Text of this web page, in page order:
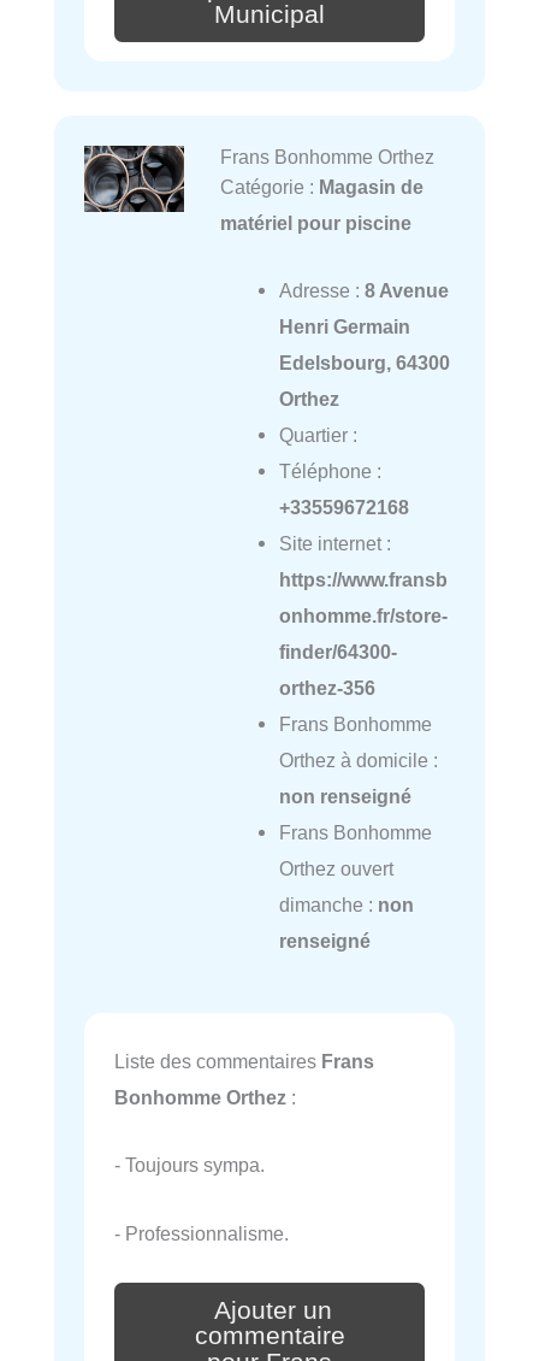
Municipal
Frans Bonhomme Orthez
Catégorie : Magasin de
matériel pour piscine
Adresse : 8 Avenue
Henri Germain
Edelsbourg, 64300
Orthez
Quartier :
Téléphone :
+33559672168
Site internet :
https://www.fransb
onhomme.fr/store-
finder/64300-
orthez-356
Frans Bonhomme
Orthez à domicile :
non renseigné
Frans Bonhomme
Orthez ouvert
dimanche : non
renseigné
Liste des commentaires Frans
Bonhomme Orthez :
- Toujours sympa.
- Professionnalisme.
Ajouter un
commentaire